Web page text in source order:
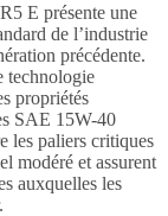
E présente une
de l’industrie
précédente.
technologie
propriétés
SAE 15W-40
les paliers critiques
modéré et assurent
auxquelles les